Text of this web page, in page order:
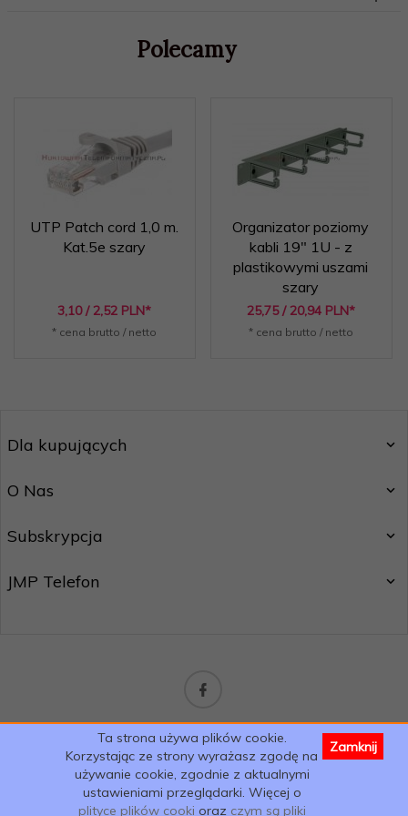
Polecamy
UTP Patch cord 1,0 m.
Kat.5e szary
3,10 / 2,52 PLN*
* cena brutto / netto
Organizator poziomy
kabli 19" 1U - z
plastikowymi uszami
szary
25,75 / 20,94 PLN*
* cena brutto / netto
Dla kupujących
O Nas
Subskrypcja
JMP Telefon
oprogramowanie sklepu internetowego
Ta strona używa plików cookie.
Korzystając ze strony wyrażasz zgodę na
używanie cookie, zgodnie z aktualnymi
ustawieniami przeglądarki. Więcej o
plityce plików cooki oraz czym są pliki
Zamknij